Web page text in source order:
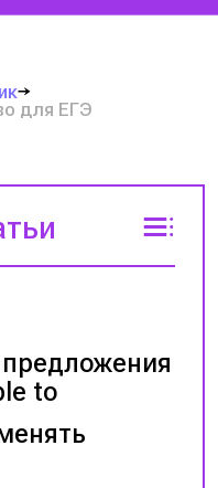
для ЕГЭ
to